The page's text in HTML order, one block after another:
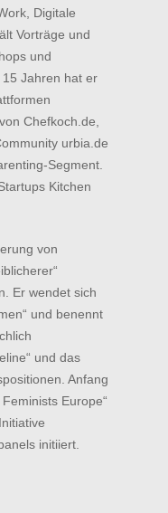
Digitale
Vorträge und
und
Jahren hat er
Chefkoch.de,
urbia.de
Segment.
Kitchen
von
Er wendet sich
und benennt
und das
Anfang
Europe“
initiiert.
WERDEN
PANDA Mitglied